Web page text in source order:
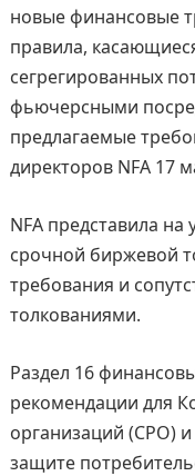
новые финансовые
правила,
сегрегированных
фьючерсными
предлагаемые
директоров NFA 17
NFA представила
срочной биржевой
требования и
толкованиями.
Раздел 16
рекомендации для
организаций (СРО)
защите